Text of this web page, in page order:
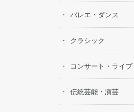
バレエ・ダンス
クラシック
コンサート・ライブ
伝統芸能・演芸